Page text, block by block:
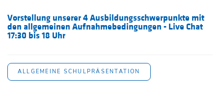
Vorstellung unserer 4 Ausbildungsschwerpunkte mit
den allgemeinen Aufnahmebedingungen - Live Chat
17:30 bis 18 Uhr
ALLGEMEINE SCHULPRÄSENTATION